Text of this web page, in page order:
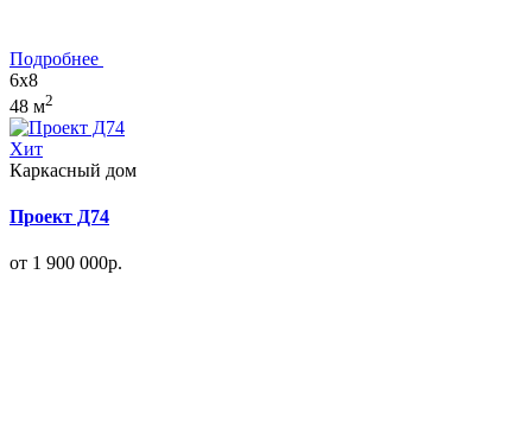
Подробнее
6x8
48 м2
Хит
Каркасный дом
Проект Д74
от 1 900 000р.